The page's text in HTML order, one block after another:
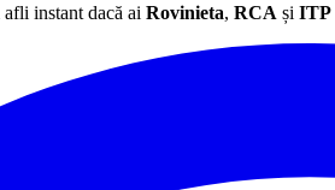
instant dacă ai Rovinieta, RCA și ITP